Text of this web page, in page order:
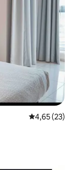
Priemerné
4,65 (23)